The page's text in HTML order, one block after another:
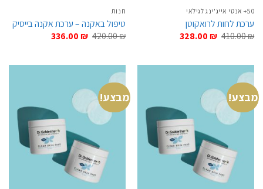
50+ אנטי אייג'ינג לגילאי
ערכת לחות לרואקוטן
410.00₪ המחיר328.00 ₪ המחיר
חנות
טיפול באקנה – ערכת אקנה בייסיק
420.00₪ המחיר336.00 ₪ המחיר
מבצע! מבצע!